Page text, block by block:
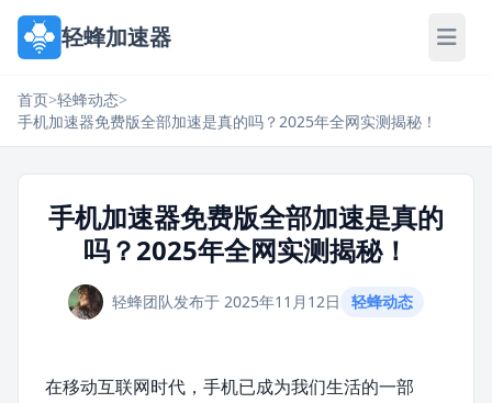
轻蜂加速器
首页>轻蜂动态>
手机加速器免费版全部加速是真的吗？2025年全网实测揭秘！
手机加速器免费版全部加速是真的
吗？2025年全网实测揭秘！
轻蜂团队发布于 2025年11月12日 轻蜂动态
在移动互联网时代，手机已成为我们生活的一部